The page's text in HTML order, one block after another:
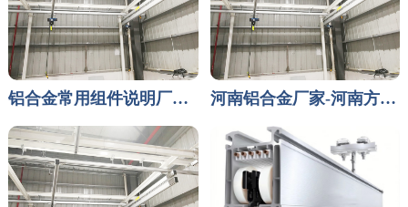
铝合金常用组件说明厂家讲解 河南铝合金厂家-河南方成自动化设备有限公司